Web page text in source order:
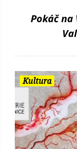
Pokáč
Kultura